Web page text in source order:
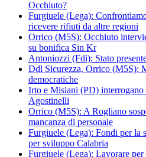
Occhiuto?
Furgiuele (Lega):
ricevere rifiuti da altre regioni
Orrico (M5S): Occhiuto
su bonifica Sin Kr
Antoniozzi (Fdi): Stato
Ddl Sicurezza, Orrico (M5S):
democratiche
Irto e Misiani (PD) interrogano
Agostinelli
Orrico (M5S): A Rogliano
mancanza di personale
Furgiuele (Lega): Fondi per la
per sviluppo Calabria
Furgiuele (Lega): Lavorare